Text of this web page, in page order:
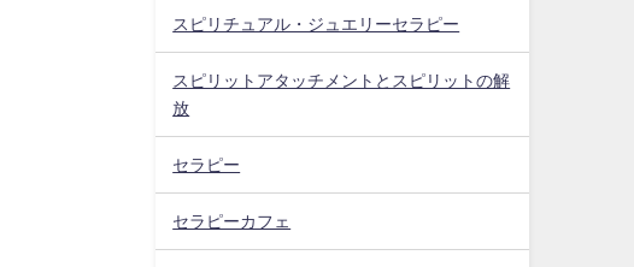
スピリチュアル・ジュエリーセラピー
スピリットアタッチメントとスピリットの解
放
セラピー
セラピーカフェ